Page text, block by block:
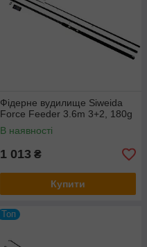
Фідерне вудилище Siweida
Force Feeder 3.6m 3+2, 180g
В наявності
1 013 ₴
Купити
Топ